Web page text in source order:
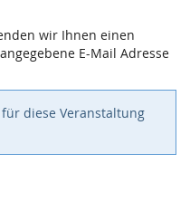
wir Ihnen einen
E-Mail Adresse
diese Veranstaltung